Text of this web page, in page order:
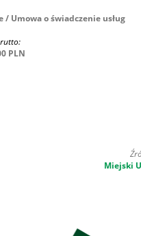
/ Umowa o świadczenie usług
PLN
Miejski